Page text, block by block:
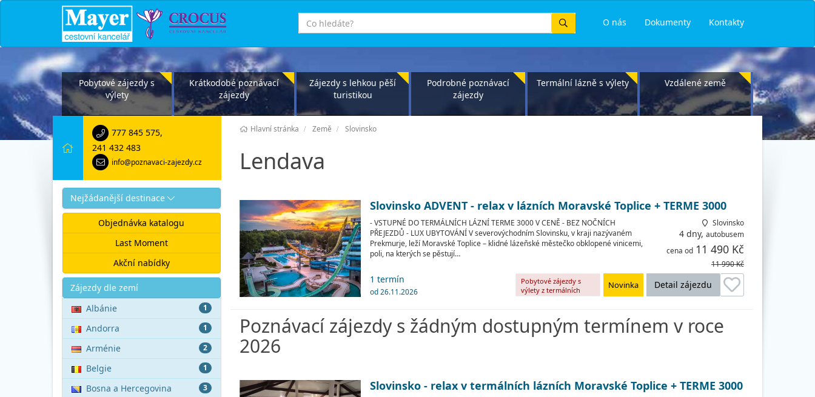
Kontakty
Dokumenty
O nás
co
hledáte
Pobytové zájezdy s
výlety
Krátkodobé poznávací
zájezdy
Zájezdy s lehkou pěší
turistikou
Podrobné poznávací
zájezdy
Termální lázně s výlety Vzdálené země
Hlavní stránka Země Slovinsko
Lendava
777 845 575,
241 432 483
info@poznavaci-zajezdy.cz
Nejžádanější destinace
Objednávka katalogu
Last Moment
Akční nabídky
Akce
Zájezdy dle zemí
1
Albánie
1
Andorra
2
Arménie
1
Belgie
3
Bosna a Hercegovina
Slovinsko ADVENT - relax v lázních Moravské Toplice + TERME 3000
- VSTUPNÉ DO TERMÁLNÍCH LÁZNÍ TERME 3000 V CENĚ - BEZ NOČNÍCH
PŘEJEZDŮ - LUX UBYTOVÁNÍ V severovýchodním Slovinsku, v kraji nazývaném
Prekmurje, leží Moravské Toplice – klidné lázeňské městečko obklopené vinicemi,
poli, na kterých se pěstují…
Slovinsko
4 dny, autobusem
cena od 11 490 Kč
11 990 Kč
Detail zájezdu
Novinka
Pobytové zájezdy s
výlety z termálních
1 termín
od 26.11.2026
Poznávací zájezdy s žádným dostupným termínem v roce
2026
Slovinsko - relax v termálních lázních Moravské Toplice + TERME 3000